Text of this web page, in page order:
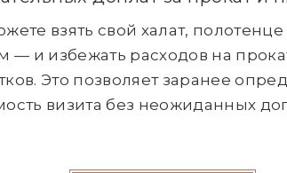
взять свой халат,
— и избежать расходов на
Это позволяет заранее
визита без неожиданных